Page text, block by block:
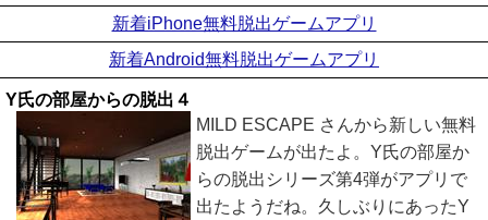
新着iPhone無料脱出ゲームアプリ
新着Android無料脱出ゲームアプリ
Y氏の部屋からの脱出４
MILD ESCAPE さんから新しい無料
脱出ゲームが出たよ。Y氏の部屋か
らの脱出シリーズ第4弾がアプリで
出たようだね。久しぶりにあったY